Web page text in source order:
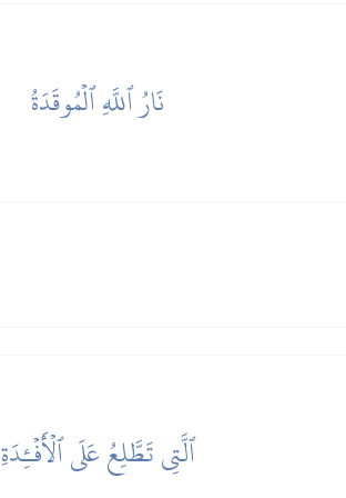
نَارُ ٱللَّهِ ٱلۡمُوقَدَةُ
ٱلَّتِي تَطَّلِعُ عَلَى ٱلۡأَفۡـِٔدَةِ